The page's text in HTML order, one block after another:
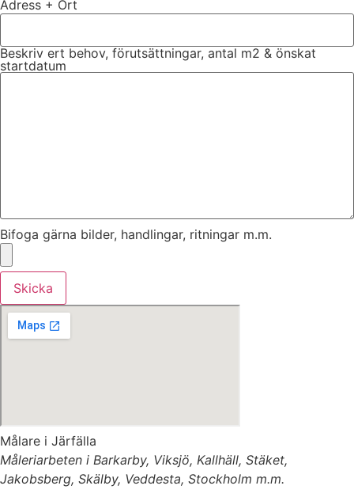
Adress + Ort
Beskriv ert behov, förutsättningar, antal m2 & önskat
startdatum
Bifoga gärna bilder, handlingar, ritningar m.m.
Skicka
Målare i Järfälla
Måleriarbeten i Barkarby, Viksjö, Kallhäll, Stäket,
Jakobsberg, Skälby, Veddesta, Stockholm m.m.